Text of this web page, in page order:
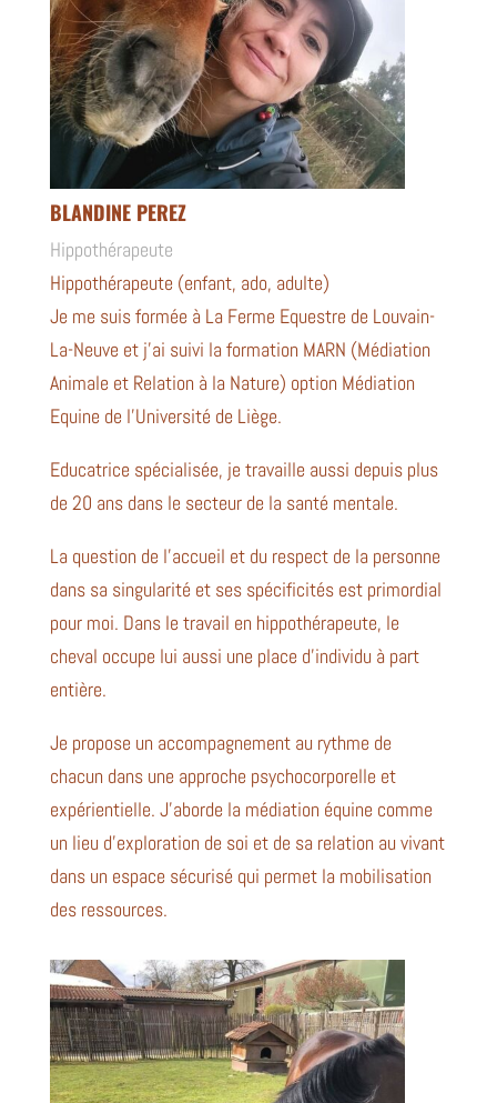
BLANDINE PEREZ
Hippothérapeute
Hippothérapeute (enfant, ado, adulte)
Je me suis formée à La Ferme Equestre de Louvain-
La-Neuve et j’ai suivi la formation MARN (Médiation
Animale et Relation à la Nature) option Médiation
Equine de l’Université de Liège.
Educatrice spécialisée, je travaille aussi depuis plus
de 20 ans dans le secteur de la santé mentale.
La question de l’accueil et du respect de la personne
dans sa singularité et ses spécificités est primordial
pour moi. Dans le travail en hippothérapeute, le
cheval occupe lui aussi une place d’individu à part
entière.
Je propose un accompagnement au rythme de
chacun dans une approche psychocorporelle et
expérientielle. J’aborde la médiation équine comme
un lieu d’exploration de soi et de sa relation au vivant
dans un espace sécurisé qui permet la mobilisation
des ressources.